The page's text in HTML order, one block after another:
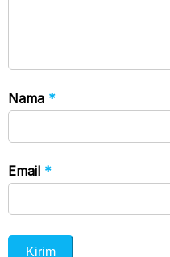
Nama *
Email *